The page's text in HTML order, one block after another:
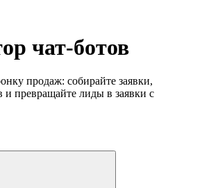
чат-ботов
продаж: собирайте заявки,
и превращайте лиды в заявки с